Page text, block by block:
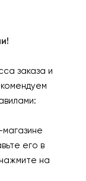
заказа и
его в
на